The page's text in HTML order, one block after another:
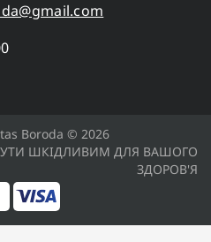
Boroda © 2026
ШКІДЛИВИМ ДЛЯ ВАШОГО
ЗДОРОВ'Я